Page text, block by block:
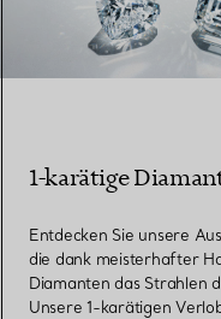
1-karätige
Entdecken Sie unsere
die dank meisterhafter
Diamanten das Strahlen
Unsere 1-karätigen